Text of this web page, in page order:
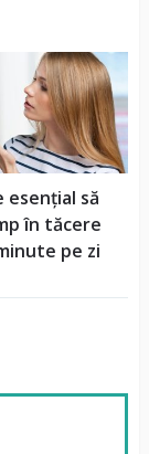
esențial să
în tăcere
pe zi